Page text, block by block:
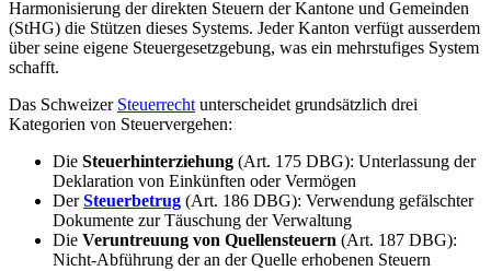
Harmonisierung der direkten Steuern der Kantone und Gemeinden
(StHG) die Stützen dieses Systems. Jeder Kanton verfügt ausserdem
über seine eigene Steuergesetzgebung, was ein mehrstufiges System
schafft.
Das Schweizer Steuerrecht unterscheidet grundsätzlich drei
Kategorien von Steuervergehen:
Die Steuerhinterziehung (Art. 175 DBG): Unterlassung der
Deklaration von Einkünften oder Vermögen
DerSteuerbetrug (Art. 186 DBG): Verwendung gefälschter
Dokumente zur Täuschung der Verwaltung
Die Veruntreuung von Quellensteuern (Art. 187 DBG):
Nicht-Abführung der an der Quelle erhobenen Steuern